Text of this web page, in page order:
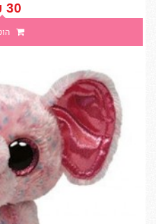
30 ₪‎